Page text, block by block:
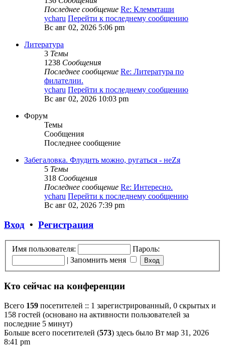
Последнее сообщение Re: Клеммташи
ycharu Перейти к последнему сообщению
Вс авг 02, 2026 5:06 pm
Литература
3 Темы
1238 Сообщения
Последнее сообщение Re: Литература по
филателии.
ycharu Перейти к последнему сообщению
Вс авг 02, 2026 10:03 pm
Форум
Темы
Сообщения
Последнее сообщение
Забегаловка. Флудить можно, ругаться - неZя
5 Темы
318 Сообщения
Последнее сообщение Re: Интересно.
ycharu Перейти к последнему сообщению
Вс авг 02, 2026 7:39 pm
Вход • Регистрация
Имя пользователя:
Пароль:
| Запомнить меня
Кто сейчас на конференции
Всего 159 посетителей :: 1 зарегистрированный, 0 скрытых и
158 гостей (основано на активности пользователей за
последние 5 минут)
Больше всего посетителей (573) здесь было Вт мар 31, 2026
8:41 pm